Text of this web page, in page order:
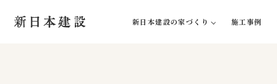
新日本建設の家づくり 施工事例